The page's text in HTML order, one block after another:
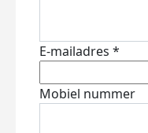
E-mailadres *
Mobiel nummer